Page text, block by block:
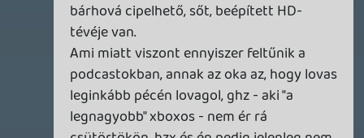
Azért a történethez hozzátartozik, hogy
most ott figyel a memóriakártyán a 110%-
os Jak II mentés, szóval belejöttünk a
dologba, de elsőre tényleg ijesztően
random dolgok voltak benne, ami engem
könnyen felidegesít : )
Doberman 2007.04.16 20:09:31